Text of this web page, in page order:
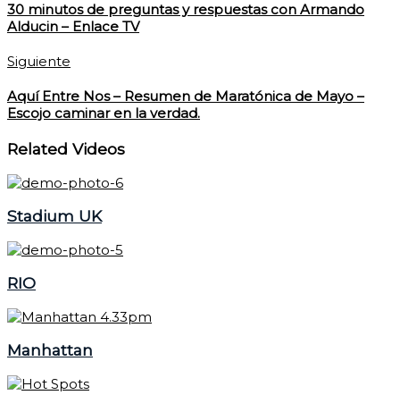
30 minutos de preguntas y respuestas con Armando
Alducin – Enlace TV
Siguiente
Aquí Entre Nos – Resumen de Maratónica de Mayo –
Escojo caminar en la verdad.
Related Videos
Stadium UK
RIO
Manhattan